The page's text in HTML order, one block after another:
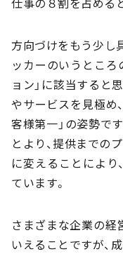
方向づけをもう少し
ッカーのいうところ
ョン」に該当すると
やサービスを見極め
客様第一」の姿勢で
とより、提供までの
に変えることにより
ています。
さまざまな企業の経
いえることですが、